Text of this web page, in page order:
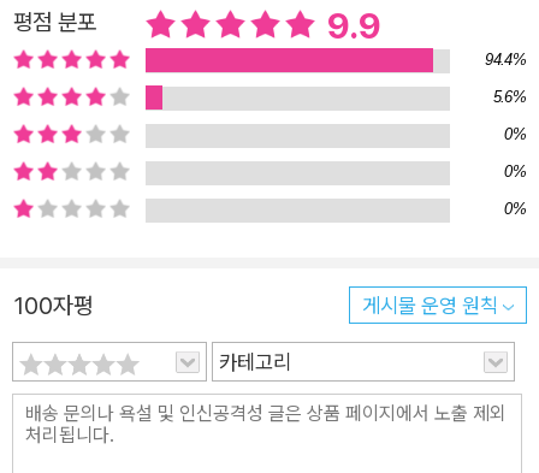
글이 서로 따듯한 기운을 주고받으며 하루가 무사히 흘러갑니다.
고롱고롱 씨가 낮잠 시간을 알차게 보내고, 둘이서 오후의 날씨와
계절을 만끽하고, 바다가 어제보다 세 발짝 더 걸은 하루. 끝으로
자신을 돌보는 고롱고롱 씨의 시간이 고요히 빛납니다. 오늘도 내
일도 별다를 것 없지만 작은 변화와 기쁨으로 살아가고 있음을 말
하며 보통날이 마무리됩니다. 온 방을 짚어 가며 보는 귀여운 사
생활 고롱고롱 하우스는 느긋한 성향이었던 고롱고롱 씨가 바다
지에서부터 고롱고롱 씨가 바다를 맞이하기 전의 일상을 비춘 하
리고 이 목소리는 자신의 육아 시절을 더듬어 그림책을 만든 작가
의 마음을 대신합니다. 여유로움을 즐기는 ‘나’를 내려놓고 당장
오늘을 위해 쉼 없이 움직여야 했던 시절, 몸과 마음이 고단함의
평점 분포 9.9
94.4%
5.6%
0%
0%
0%
100자평 게시물 운영 원칙
카테고리